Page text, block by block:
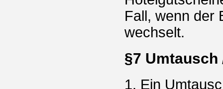
Fall, wenn der
wechselt.
§7 Umtausch
1. Ein